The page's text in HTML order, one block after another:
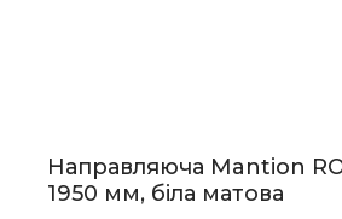
Направляюча Mantion
1950 мм, біла матова